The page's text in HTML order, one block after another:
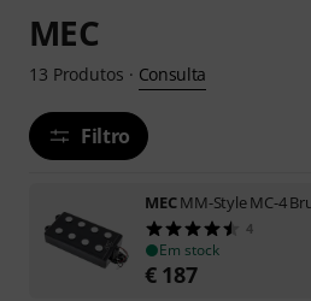
MEC
13 Produtos · Consulta
Filtro
MECMM-Style MC-4
4
Em stock
€ 187